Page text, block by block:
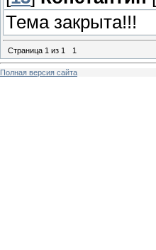
Тема закрыта!!!
Страница 1 из 1 1
Полная версия сайта